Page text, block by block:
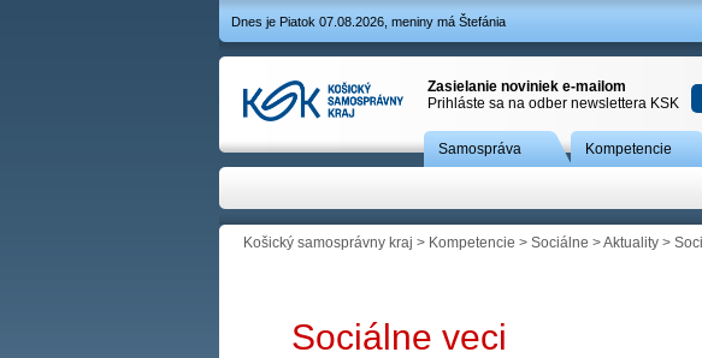
Dnes je Piatok 07.08.2026, meniny má Štefánia
Zasielanie noviniek e-mailom
Prihláste sa na odber newslettera KSK
Samospráva Kompetencie
Košický samosprávny kraj > Kompetencie > Sociálne >Aktuality >
Sociálne veci